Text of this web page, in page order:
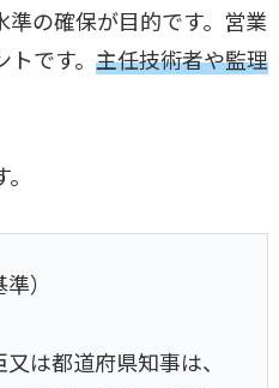
の確保が目的です。営業
です。 主任技術者や監理
）
は都道府県知事は、